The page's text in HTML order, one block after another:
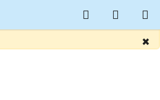
×
Hledat
KOŠÍK